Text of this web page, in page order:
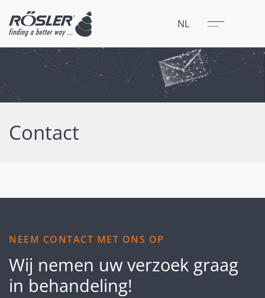
NL Menu
Sluit
Contact
NEEM CONTACT MET ONS OP
Wij nemen uw verzoek graag
in behandeling!